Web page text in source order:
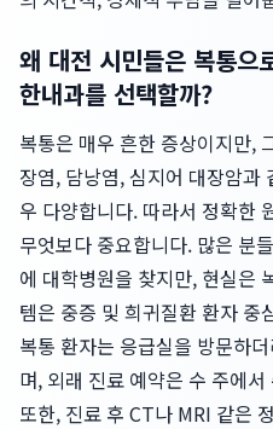
왜 대전 시민들은 복통으
한내과를 선택할까?
복통은 매우 흔한 증상이지만,
장염, 담낭염, 심지어 대장암과
우 다양합니다. 따라서 정확한
무엇보다 중요합니다. 많은 분
에 대학병원을 찾지만, 현실은
템은 중증 및 희귀질환 환자 중
복통 환자는 응급실을 방문하
며, 외래 진료 예약은 수 주에
또한, 진료 후 CT나 MRI 같은